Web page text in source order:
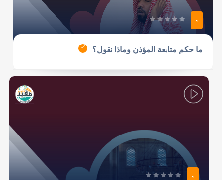
0
ما حكم متابعة المؤذن وماذا نقول؟
0